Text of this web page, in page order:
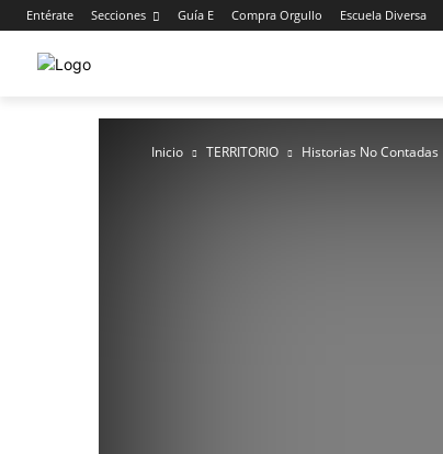
Entérate Secciones Guía E Compra Orgullo Escuela Diversa
Inicio TERRITORIO Historias No Contadas